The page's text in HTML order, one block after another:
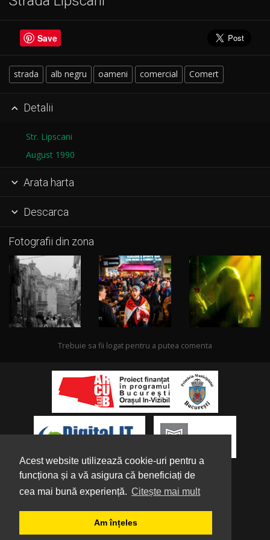
Acest website utilizează cookie-uri pentru a
funcționa și a vă asigura că beneficiați de
cea mai bună experiență. Citește mai mult
Am înțeles
Save
strada alb negru oameni comercial Comert
 Detalii
Str. Lipscani
August 1990
 Arata harta
 Descarca
Fotografii din zona
Trebuie sa fii logat pentru a putea comenta
Despre noi | Parteneri
Confidențialitate | Termeni și condiții | Tutorial